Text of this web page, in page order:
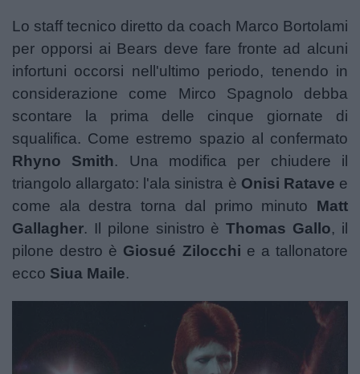
Lo staff tecnico diretto da coach Marco Bortolami
per opporsi ai Bears deve fare fronte ad alcuni
infortuni occorsi nell'ultimo periodo, tenendo in
considerazione come Mirco Spagnolo debba
scontare la prima delle cinque giornate di
squalifica. Come estremo spazio al confermato
Rhyno Smith. Una modifica per chiudere il
triangolo allargato: l'ala sinistra è Onisi Ratave e
come ala destra torna dal primo minuto Matt
Gallagher. Il pilone sinistro èThomas Gallo, il
pilone destro è Giosué Zilocchi e a tallonatore
ecco Siua Maile.